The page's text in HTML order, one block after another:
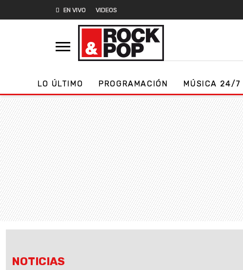
EN VIVO VIDEOS
LO ÚLTIMO PROGRAMACIÓN MÚSICA 24/7
NOTICIAS